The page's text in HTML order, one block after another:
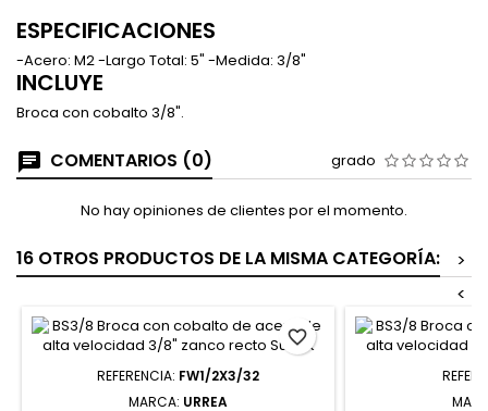
ESPECIFICACIONES
-Acero: M2 -Largo Total: 5" -Medida: 3/8"
INCLUYE
Broca con cobalto 3/8".
COMENTARIOS (0) grado
No hay opiniones de clientes por el momento.
16 OTROS PRODUCTOS DE LA MISMA CATEGORÍA:
>
<
REFERENCIA: FW1/2X3/32
MARCA: URREA
favorite_border